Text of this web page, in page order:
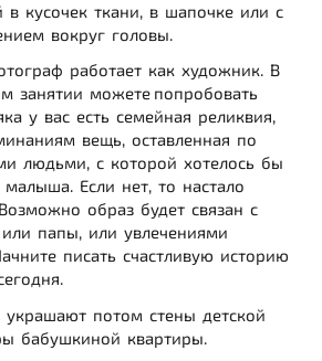
в кусочек ткани, в шапочке или с
вокруг головы.
работает как художник. В
занятии можете попробовать
у вас есть семейная реликвия,
вещь, оставленная по
людьми, с которой хотелось бы
Если нет, то настало
образ будет связан с
папы, или увлечениями
писать счастливую историю
потом стены детской
бабушкиной квартиры.